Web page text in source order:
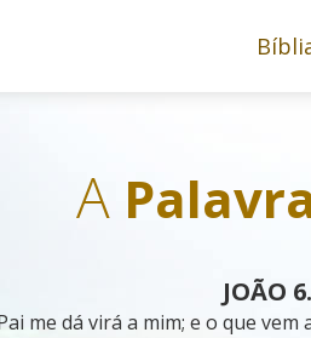
A
JOÃO
me dá virá a mim; e o que